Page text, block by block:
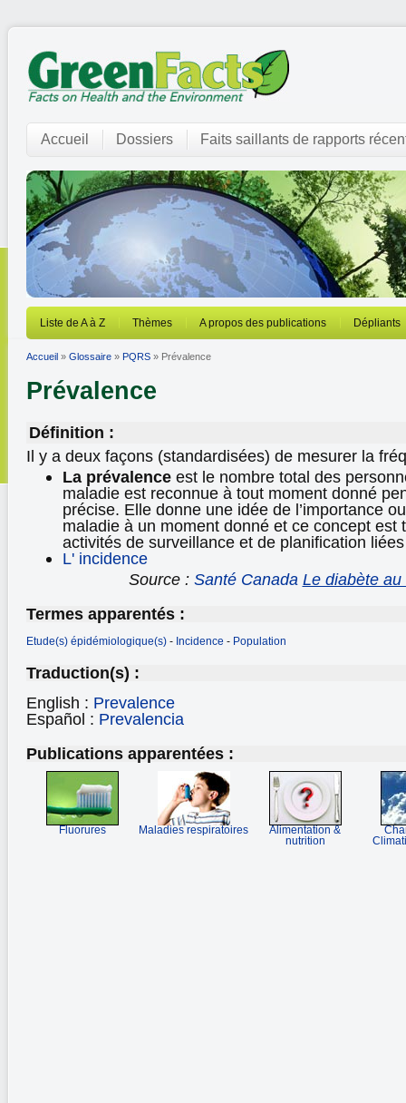
Accueil Dossiers Faits saillants de rapports
Liste de A à Z Thèmes A propos des publications Dépliants
Accueil » Glossaire » PQRS » Prévalence
Prévalence
Définition :
Il y a deux façons (standardisées) de mesurer la
La prévalence est le nombre total des
maladie est reconnue à tout moment donné
précise. Elle donne une idée de l’importance
maladie à un moment donné et ce concept est
activités de surveillance et de planification
L' incidence
Source : Santé Canada Le diabète au
Termes apparentés :
Etude(s) épidémiologique(s) - Incidence - Population
Traduction(s) :
English : Prevalence
Español : Prevalencia
Publications apparentées :
Fluorures Maladies respiratoires
Alimentation &
nutrition